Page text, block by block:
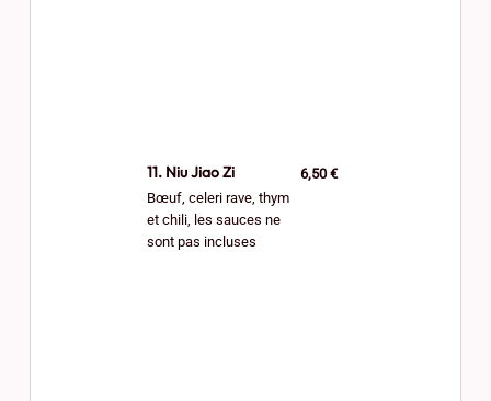
11. Niu Jiao Zi
Bœuf, celeri rave, thym
et chili, les sauces ne
sont pas incluses
6,50 €